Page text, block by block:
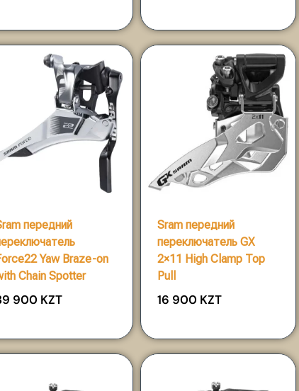
передний
Yaw Braze-on
Chain Spotter
900 KZT
Sram передний
переключатель GX
2×11 High Clamp Top
Pull
16 900 KZT